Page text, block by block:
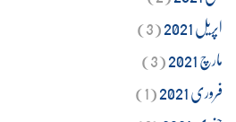
اپریل 2021
(3)
مارچ 2021
(3)
فروری 2021
(1)